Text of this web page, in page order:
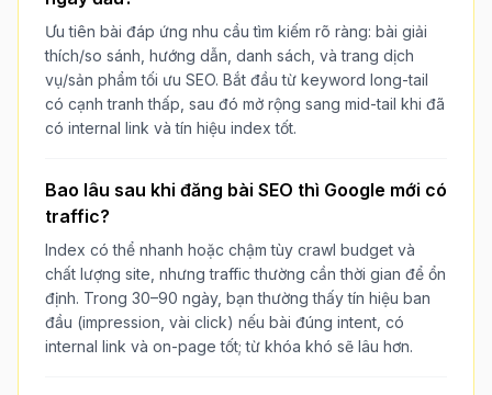
Ưu tiên bài đáp ứng nhu cầu tìm kiếm rõ ràng: bài giải
thích/so sánh, hướng dẫn, danh sách, và trang dịch
vụ/sản phẩm tối ưu SEO. Bắt đầu từ keyword long-tail
có cạnh tranh thấp, sau đó mở rộng sang mid-tail khi đã
có internal link và tín hiệu index tốt.
Bao lâu sau khi đăng bài SEO thì Google mới có
traffic?
Index có thể nhanh hoặc chậm tùy crawl budget và
chất lượng site, nhưng traffic thường cần thời gian để ổn
định. Trong 30–90 ngày, bạn thường thấy tín hiệu ban
đầu (impression, vài click) nếu bài đúng intent, có
internal link và on-page tốt; từ khóa khó sẽ lâu hơn.